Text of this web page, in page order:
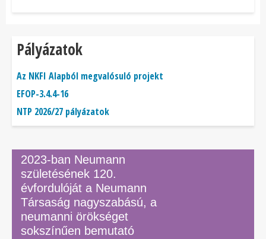
Pályázatok
Az NKFI Alapból megvalósuló projekt
EFOP-3.4.4-16
NTP 2026/27 pályázatok
2023-ban Neumann
születésének 120.
évfordulóját a Neumann
Társaság nagyszabású, a
neumanni örökséget
sokszínűen bemutató